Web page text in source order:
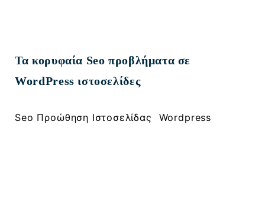
Τα κορυφαία Seo προβλήματα σε
WordPress ιστοσελίδες
Seo Προώθηση Ιστοσελίδας Wordpress